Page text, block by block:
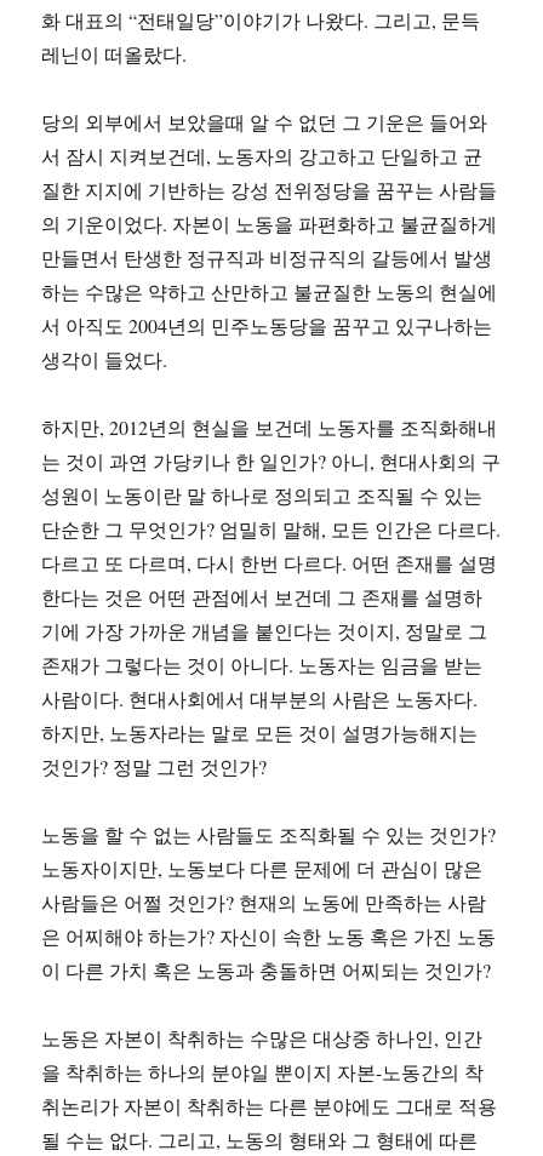
화 대표의 “전태일당”이야기가 나왔다. 그리고, 문득
레닌이 떠올랐다.
당의 외부에서 보았을때 알 수 없던 그 기운은 들어와
서 잠시 지켜보건데, 노동자의 강고하고 단일하고 균
질한 지지에 기반하는 강성 전위정당을 꿈꾸는 사람들
의 기운이었다. 자본이 노동을 파편화하고 불균질하게
만들면서 탄생한 정규직과 비정규직의 갈등에서 발생
하는 수많은 약하고 산만하고 불균질한 노동의 현실에
서 아직도 2004년의 민주노동당을 꿈꾸고 있구나하는
생각이 들었다.
하지만, 2012년의 현실을 보건데 노동자를 조직화해내
는 것이 과연 가당키나 한 일인가? 아니, 현대사회의 구
성원이 노동이란 말 하나로 정의되고 조직될 수 있는
단순한 그 무엇인가? 엄밀히 말해, 모든 인간은 다르다.
다르고 또 다르며, 다시 한번 다르다. 어떤 존재를 설명
한다는 것은 어떤 관점에서 보건데 그 존재를 설명하
기에 가장 가까운 개념을 붙인다는 것이지, 정말로 그
존재가 그렇다는 것이 아니다. 노동자는 임금을 받는
사람이다. 현대사회에서 대부분의 사람은 노동자다.
하지만, 노동자라는 말로 모든 것이 설명가능해지는
것인가? 정말 그런 것인가?
노동을 할 수 없는 사람들도 조직화될 수 있는 것인가?
노동자이지만, 노동보다 다른 문제에 더 관심이 많은
사람들은 어쩔 것인가? 현재의 노동에 만족하는 사람
은 어찌해야 하는가? 자신이 속한 노동 혹은 가진 노동
이 다른 가치 혹은 노동과 충돌하면 어찌되는 것인가?
노동은 자본이 착취하는 수많은 대상중 하나인, 인간
을 착취하는 하나의 분야일 뿐이지 자본-노동간의 착
취논리가 자본이 착취하는 다른 분야에도 그대로 적용
될 수는 없다. 그리고, 노동의 형태와 그 형태에 따른